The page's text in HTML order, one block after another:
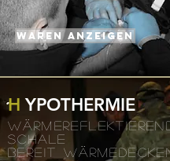
WAREN anzeigen
H YPOTHERMIE
SCHALE
BEREIT